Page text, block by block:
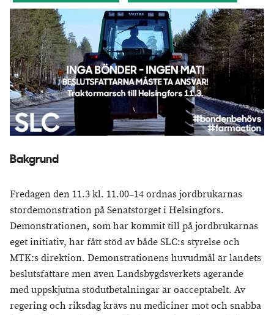
Bakgrund
Fredagen den 11.3 kl. 11.00–14 ordnas jordbrukarnas
stordemonstration på Senatstorget i Helsingfors.
Demonstrationen, som har kommit till på jordbrukarnas
eget initiativ, har fått stöd av både SLC:s styrelse och
MTK:s direktion. Demonstrationens huvudmål är landets
beslutsfattare men även Landsbygdsverkets agerande
med uppskjutna stödutbetalningar är oacceptabelt. Av
regering och riksdag krävs nu mediciner mot och snabba